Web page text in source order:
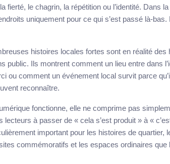
fierté, le chagrin, la répétition ou l’identité. Dans
uniquement pour ce qui s’est passé là-
histoires locales fortes sont en réalité
public. Ils montrent comment un lieu entre dans
ou comment un événement local survit parce
reconnaître.
fonctionne, elle ne comprime pas
lecteurs à passer de « cela s’est produit » à «
important pour les histoires de quartier,
commémoratifs et les espaces ordinaires